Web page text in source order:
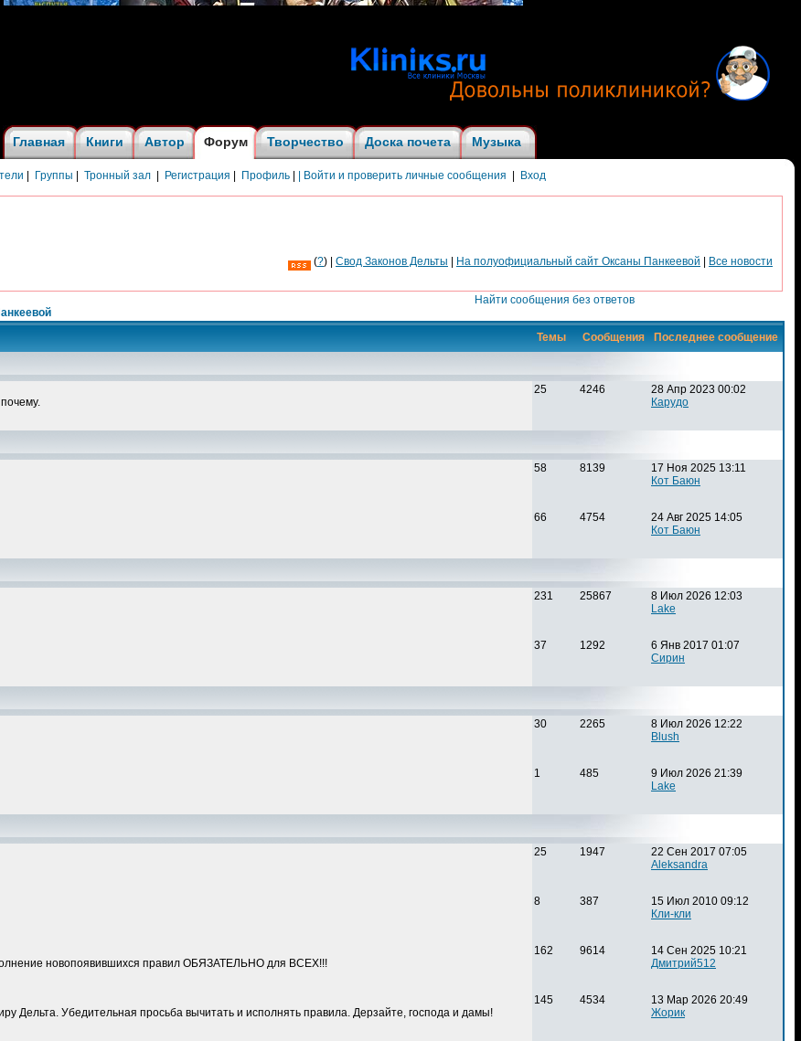
Главная Книги Автор Форум Творчество Доска почета Музыка
Группы Тронный зал Регистрация Профиль | Войти и проверить личные сообщения Вход
(?) | Cвод Законов Дельты На полуофициальный сайт Оксаны Панкеевой Все новости
Найти сообщения без ответов
Темы Сообщения
Последнее сообщение
25 4246
28 Апр 2023 00:02
Карудо
58 8139
17 Ноя 2025 13:11
Кот Баюн
66 4754
24 Авг 2025 14:05
Кот Баюн
231 25867
8 Июл 2026 12:03
Lake
37 1292
6 Янв 2017 01:07
Сирин
30 2265
8 Июл 2026 12:22
Blush
1 485
9 Июл 2026 21:39
Lake
25 1947
22 Сен 2017 07:05
Aleksandra
8 387
15 Июл 2010 09:12
Кли-кли
новопоявившихся правил ОБЯЗАТЕЛЬНО для ВСЕХ!!!
162 9614
14 Сен 2025 10:21
Дмитрий512
Дельта. Убедительная просьба вычитать и исполнять правила. Дерзайте, господа и дамы!
145 4534
13 Мар 2026 20:49
Жорик